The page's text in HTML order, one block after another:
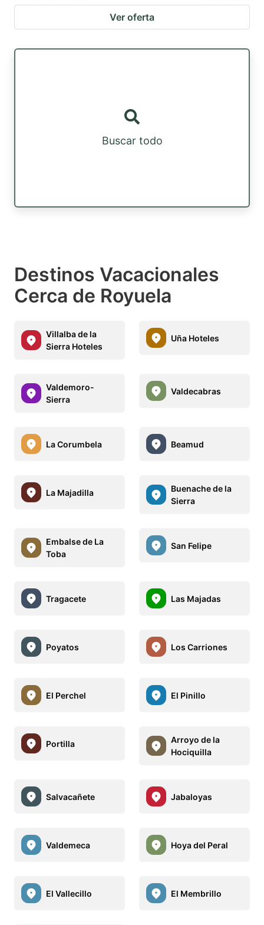
Ver oferta
Buscar todo
Destinos Vacacionales
Cerca de Royuela
Villalba de la
Sierra Hoteles
Uña Hoteles
Valdemoro-
Sierra
Valdecabras
La Corumbela Beamud
La Majadilla
Buenache de la
Sierra
Embalse de La
Toba
San Felipe
Tragacete Las Majadas
Poyatos Los Carriones
El Perchel El Pinillo
Portilla
Arroyo de la
Hociquilla
Salvacañete Jabaloyas
Valdemeca Hoya del Peral
El Vallecillo El Membrillo